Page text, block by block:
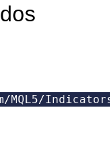
MQL5/